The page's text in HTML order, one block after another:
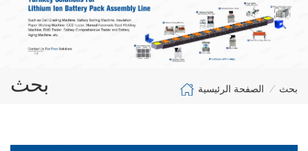
بحث الصفحة الرئيسية / بحث